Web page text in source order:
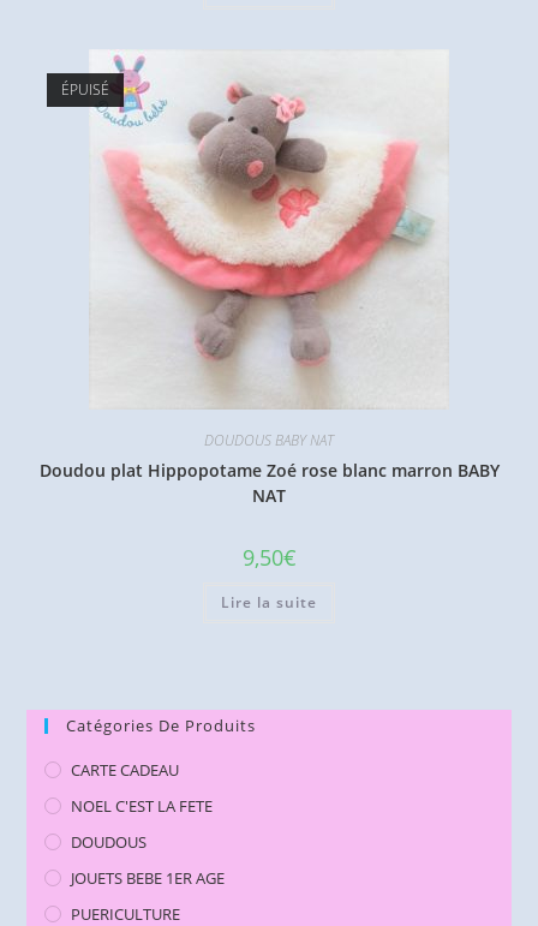
ÉPUISÉ
DOUDOUS BABY NAT
Doudou plat Hippopotame Zoé rose blanc marron BABY
NAT
9,50€
Lire la suite
Catégories De Produits
CARTE CADEAU
NOEL C'EST LA FETE
DOUDOUS
JOUETS BEBE 1ER AGE
PUERICULTURE